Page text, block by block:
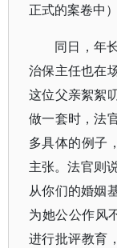
正式的案卷中）
同日，年
治保主任也在
这位父亲絮絮
做一套时，法
多具体的例子
主张。法官则
从你们的婚姻
为她公公作风
进行批评教育